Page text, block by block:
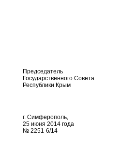
Председатель
Государственного Совета
Республики Крым
г. Симферополь,
25 июня 2014 года
№ 2251-6/14